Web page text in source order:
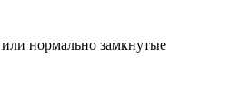
нормально замкнутые